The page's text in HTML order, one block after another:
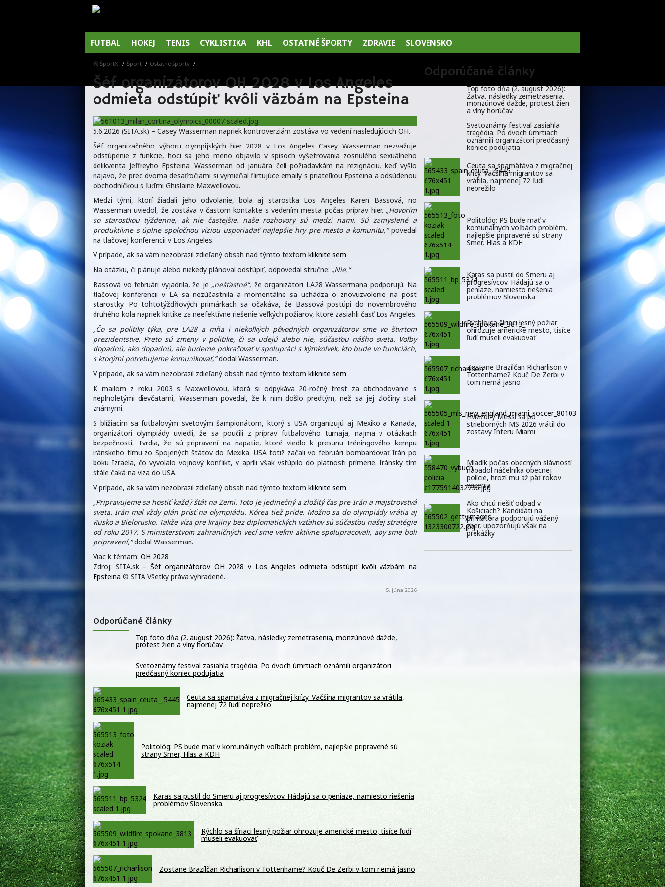
FUTBAL HOKEJ TENIS CYKLISTIKA KHL OSTATNÉ ŠPORTY ZDRAVIE SLOVENSKO
ŠportX Šport Ostatné športy
Šéf organizátorov OH 2028 v Los Angeles
odmieta odstúpiť kvôli väzbám na Epsteina
5.6.2026 (SITA.sk) – Casey Wasserman napriek kontroverziám zostáva vo vedení nasledujúcich OH.
Šéf organizačného výboru olympijských hier 2028 v Los Angeles Casey Wasserman nezvažuje
odstúpenie z funkcie, hoci sa jeho meno objavilo v spisoch vyšetrovania zosnulého sexuálneho
delikventa Jeffreyho Epsteina. Wasserman od januára čelí požiadavkám na rezignáciu, keď vyšlo
najavo, že pred dvoma desaťročiami si vymieňal flirtujúce emaily s priateľkou Epsteina a odsúdenou
obchodníčkou s ľuďmi Ghislaine Maxwellovou.
Medzi tými, ktorí žiadali jeho odvolanie, bola aj starostka Los Angeles Karen Bassová, no
Wasserman uviedol, že zostáva v častom kontakte s vedením mesta počas príprav hier. „Hovorím
so starostkou týždenne, ak nie častejšie, naše rozhovory sú medzi nami. Sú zamyslené a
produktívne s úplne spoločnou víziou usporiadať najlepšie hry pre mesto a komunitu,“povedal
na tlačovej konferencii v Los Angeles.
V prípade, ak sa vám nezobrazil zdieľaný obsah nad týmto textom kliknite sem
Na otázku, či plánuje alebo niekedy plánoval odstúpiť, odpovedal stručne: „Nie.“
Bassová vo februári vyjadrila, že je „nešťastné“, že organizátori LA28 Wassermana podporujú. Na
tlačovej konferencii v LA sa nezúčastnila a momentálne sa uchádza o znovuzvolenie na post
starostky. Po tohtotýždňových primárkach sa očakáva, že Bassová postúpi do novembrového
druhého kola napriek kritike za neefektívne riešenie veľkých požiarov, ktoré zasiahli časť Los Angeles.
„Čo sa politiky týka, pre LA28 a mňa i niekoľkých pôvodných organizátorov sme vo štvrtom
prezidentstve. Preto sú zmeny v politike, či sa udejú alebo nie, súčasťou nášho sveta. Voľby
dopadnú, ako dopadnú, ale budeme pokračovať v spolupráci s kýmkoľvek, kto bude vo funkciách,
s ktorými potrebujeme komunikovať,“dodal Wasserman.
V prípade, ak sa vám nezobrazil zdieľaný obsah nad týmto textom kliknite sem
K mailom z roku 2003 s Maxwellovou, ktorá si odpykáva 20-ročný trest za obchodovanie s
neplnoletými dievčatami, Wasserman povedal, že k nim došlo predtým, než sa jej zločiny stali
známymi.
S blížiacim sa futbalovým svetovým šampionátom, ktorý s USA organizujú aj Mexiko a Kanada,
organizátori olympiády uviedli, že sa poučili z príprav futbalového turnaja, najmä v otázkach
bezpečnosti. Tvrdia, že sú pripravení na napätie, ktoré viedlo k presunu tréningového kempu
iránskeho tímu zo Spojených štátov do Mexika. USA totiž začali vo februári bombardovať Irán po
boku Izraela, čo vyvolalo vojnový konflikt, v apríli však vstúpilo do platnosti prímerie. Iránsky tím
stále čaká na víza do USA.
V prípade, ak sa vám nezobrazil zdieľaný obsah nad týmto textom kliknite sem
„Pripravujeme sa hostiť každý štát na Zemi. Toto je jedinečný a zložitý čas pre Irán a majstrovstvá
sveta. Irán mal vždy plán prísť na olympiádu. Kórea tiež príde. Možno sa do olympiády vrátia aj
Rusko a Bielorusko. Takže víza pre krajiny bez diplomatických vzťahov sú súčasťou našej stratégie
od roku 2017. S ministerstvom zahraničných vecí sme veľmi aktívne spolupracovali, aby sme boli
pripravení,“dodal Wasserman.
Viac k témam: OH 2028
Zdroj: SITA.sk –Šéf organizátorov OH 2028 v Los Angeles odmieta odstúpiť kvôli väzbám na
Epsteina © SITA Všetky práva vyhradené.
5. júna 2026
Odporúčané články
Top foto dňa (2. august 2026): Žatva, následky zemetrasenia, monzúnové dažde,
protest žien a vlny horúčav
Svetoznámy festival zasiahla tragédia. Po dvoch úmrtiach oznámili organizátori
predčasný koniec podujatia
Ceuta sa spamätáva z migračnej krízy. Väčšina migrantov sa vrátila,
najmenej 72 ľudí neprežilo
Politológ: PS bude mať v komunálnych voľbách problém, najlepšie pripravené sú
strany Smer, Hlas a KDH
Karas sa pustil do Smeru aj progresívcov. Hádajú sa o peniaze, namiesto riešenia
problémov Slovenska
Rýchlo sa šíriaci lesný požiar ohrozuje americké mesto, tisíce ľudí
museli evakuovať
Zostane Brazílčan Richarlison v Tottenhame? Kouč De Zerbi v tom nemá jasno
Odporúčané články
Top foto dňa (2. august 2026):
Žatva, následky zemetrasenia,
monzúnové dažde, protest žien
a vlny horúčav
Svetoznámy festival zasiahla
tragédia. Po dvoch úmrtiach
oznámili organizátori predčasný
koniec podujatia
Ceuta sa spamätáva z migračnej
krízy. Väčšina migrantov sa
vrátila, najmenej 72 ľudí
neprežilo
Politológ: PS bude mať v
komunálnych voľbách problém,
najlepšie pripravené sú strany
Smer, Hlas a KDH
Karas sa pustil do Smeru aj
progresívcov. Hádajú sa o
peniaze, namiesto riešenia
problémov Slovenska
Rýchlo sa šíriaci lesný požiar
ohrozuje americké mesto, tisíce
ľudí museli evakuovať
Zostane Brazílčan Richarlison v
Tottenhame? Kouč De Zerbi v
tom nemá jasno
Hviezdny Messi sa po
strieborných MS 2026 vrátil do
zostavy Interu Miami
Mladík počas obecných slávností
napadol náčelníka obecnej
polície, hrozí mu až päť rokov
väzenia
Ako chcú riešiť odpad v
Košiciach? Kandidáti na
primátora podporujú vážený
zber, upozorňujú však na
prekážky